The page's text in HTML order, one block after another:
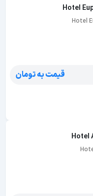
Hotel
Hotel
قیمت به تومان
Hotel